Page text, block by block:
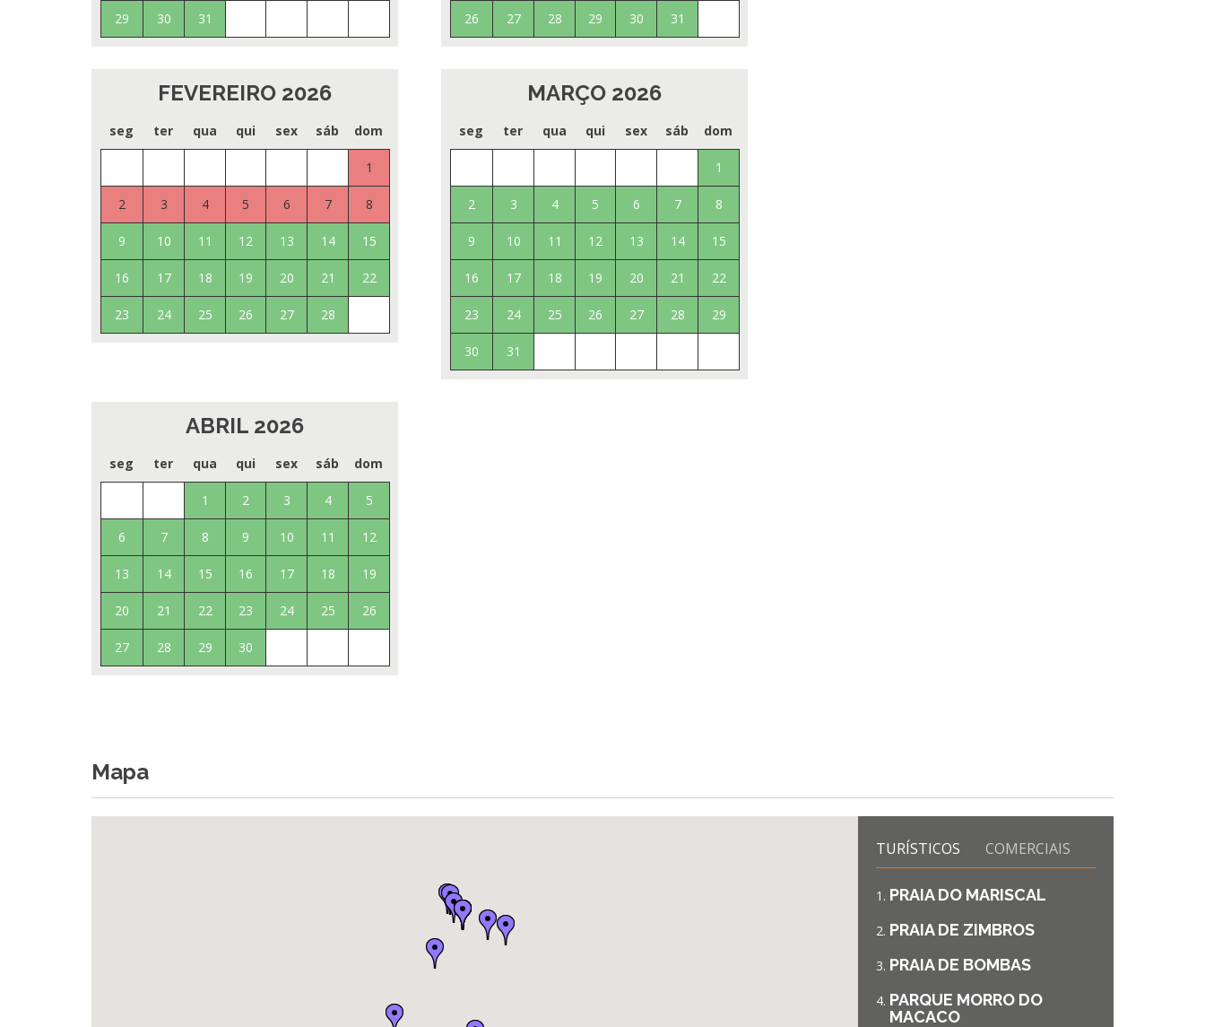
29 30 31 26 27 28 29 30 31
FEVEREIRO 2026
seg ter qua qui sex sáb dom
1
2 3 4 5 6 7 8
9 10 11 12 13 14 15
16 17 18 19 20 21 22
23 24 25 26 27 28
MARÇO 2026
seg ter qua qui sex sáb dom
1
2 3 4 5 6 7 8
9 10 11 12 13 14 15
16 17 18 19 20 21 22
23 24 25 26 27 28 29
30 31
ABRIL 2026
seg ter qua qui sex sáb dom
1 2 3 4 5
6 7 8 9 10 11 12
13 14 15 16 17 18 19
20 21 22 23 24 25 26
27 28 29 30
Mapa
TURÍSTICOS COMERCIAIS
PRAIA DO MARISCAL
PRAIA DE ZIMBROS
PRAIA DE BOMBAS
PARQUE MORRO DO
MACACO